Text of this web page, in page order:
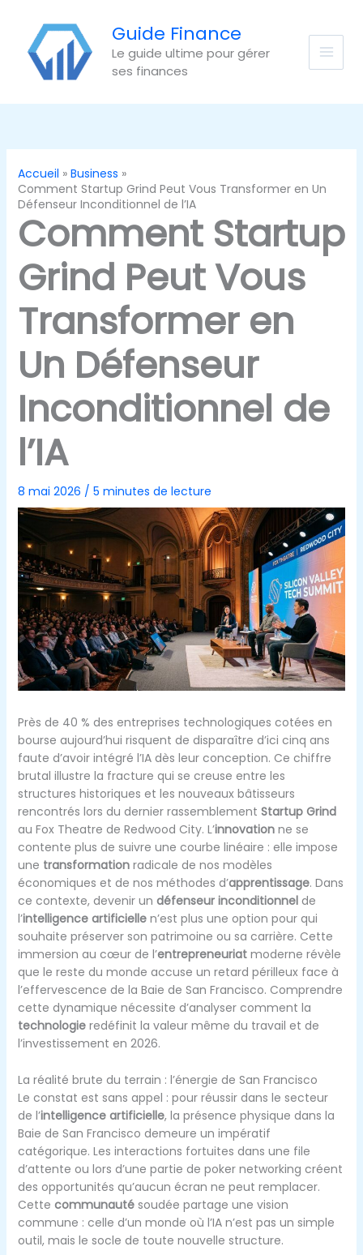
contenu
Guide Finance
Le guide ultime pour gérer
ses finances
Accueil
Business
Comment Startup Grind Peut Vous Transformer en Un
Défenseur Inconditionnel de l’IA
Comment Startup
Grind Peut Vous
Transformer en
Un Défenseur
Inconditionnel de
l’IA
8 mai 2026 / 5 minutes de lecture
Près de 40 % des entreprises technologiques cotées en
bourse aujourd’hui risquent de disparaître d’ici cinq ans
faute d’avoir intégré l’IA dès leur conception. Ce chiffre
brutal illustre la fracture qui se creuse entre les
structures historiques et les nouveaux bâtisseurs
rencontrés lors du dernier rassemblement Startup Grind
au Fox Theatre de Redwood City. L’innovationne se
contente plus de suivre une courbe linéaire : elle impose
une transformationradicale de nos modèles
économiques et de nos méthodes d’apprentissage. Dans
ce contexte, devenir un défenseur inconditionnelde
l’intelligence artificiellen’est plus une option pour qui
souhaite préserver son patrimoine ou sa carrière. Cette
immersion au cœur de l’entrepreneuriatmoderne révèle
que le reste du monde accuse un retard périlleux face à
l’effervescence de la Baie de San Francisco. Comprendre
cette dynamique nécessite d’analyser comment la
technologieredéfinit la valeur même du travail et de
l’investissement en 2026.
La réalité brute du terrain : l’énergie de San Francisco
Le constat est sans appel : pour réussir dans le secteur
de l’intelligence artificielle, la présence physique dans la
Baie de San Francisco demeure un impératif
catégorique. Les interactions fortuites dans une file
d’attente ou lors d’une partie de poker networking créent
des opportunités qu’aucun écran ne peut remplacer.
Cette communautésoudée partage une vision
commune : celle d’un monde où l’IA n’est pas un simple
outil, mais le socle de toute nouvelle structure.